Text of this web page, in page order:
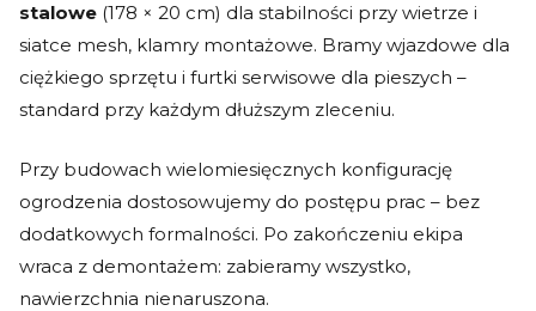
stalowe (178 × 20 cm) dla stabilności przy wietrze i
siatce mesh, klamry montażowe. Bramy wjazdowe dla
ciężkiego sprzętu i furtki serwisowe dla pieszych –
standard przy każdym dłuższym zleceniu.
Przy budowach wielomiesięcznych konfigurację
ogrodzenia dostosowujemy do postępu prac – bez
dodatkowych formalności. Po zakończeniu ekipa
wraca z demontażem: zabieramy wszystko,
nawierzchnia nienaruszona.